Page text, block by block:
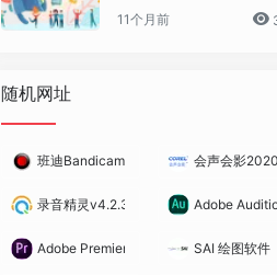
个反人性套路
11个月前
随机网址
班迪Bandicam(高清视频录制软件)
会声会影2020
录音精灵v4.2.3 破解版 Adobe
Adobe Premiere Pro 2020 破解版
SAI 绘图软件